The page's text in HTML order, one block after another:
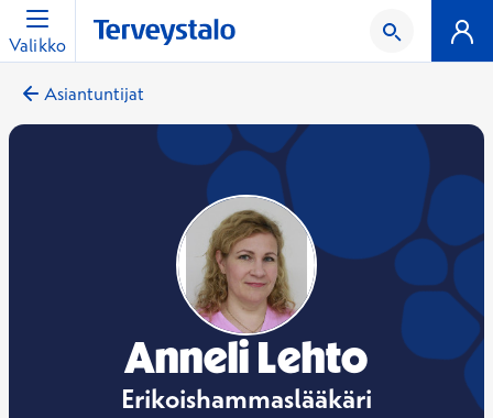
Valikko
Asiantuntijat
Anneli Lehto
Erikoishammaslääkäri